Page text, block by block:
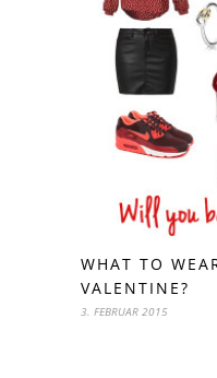
WHAT TO
VALENTINE?
3. FEBRUAR 2015